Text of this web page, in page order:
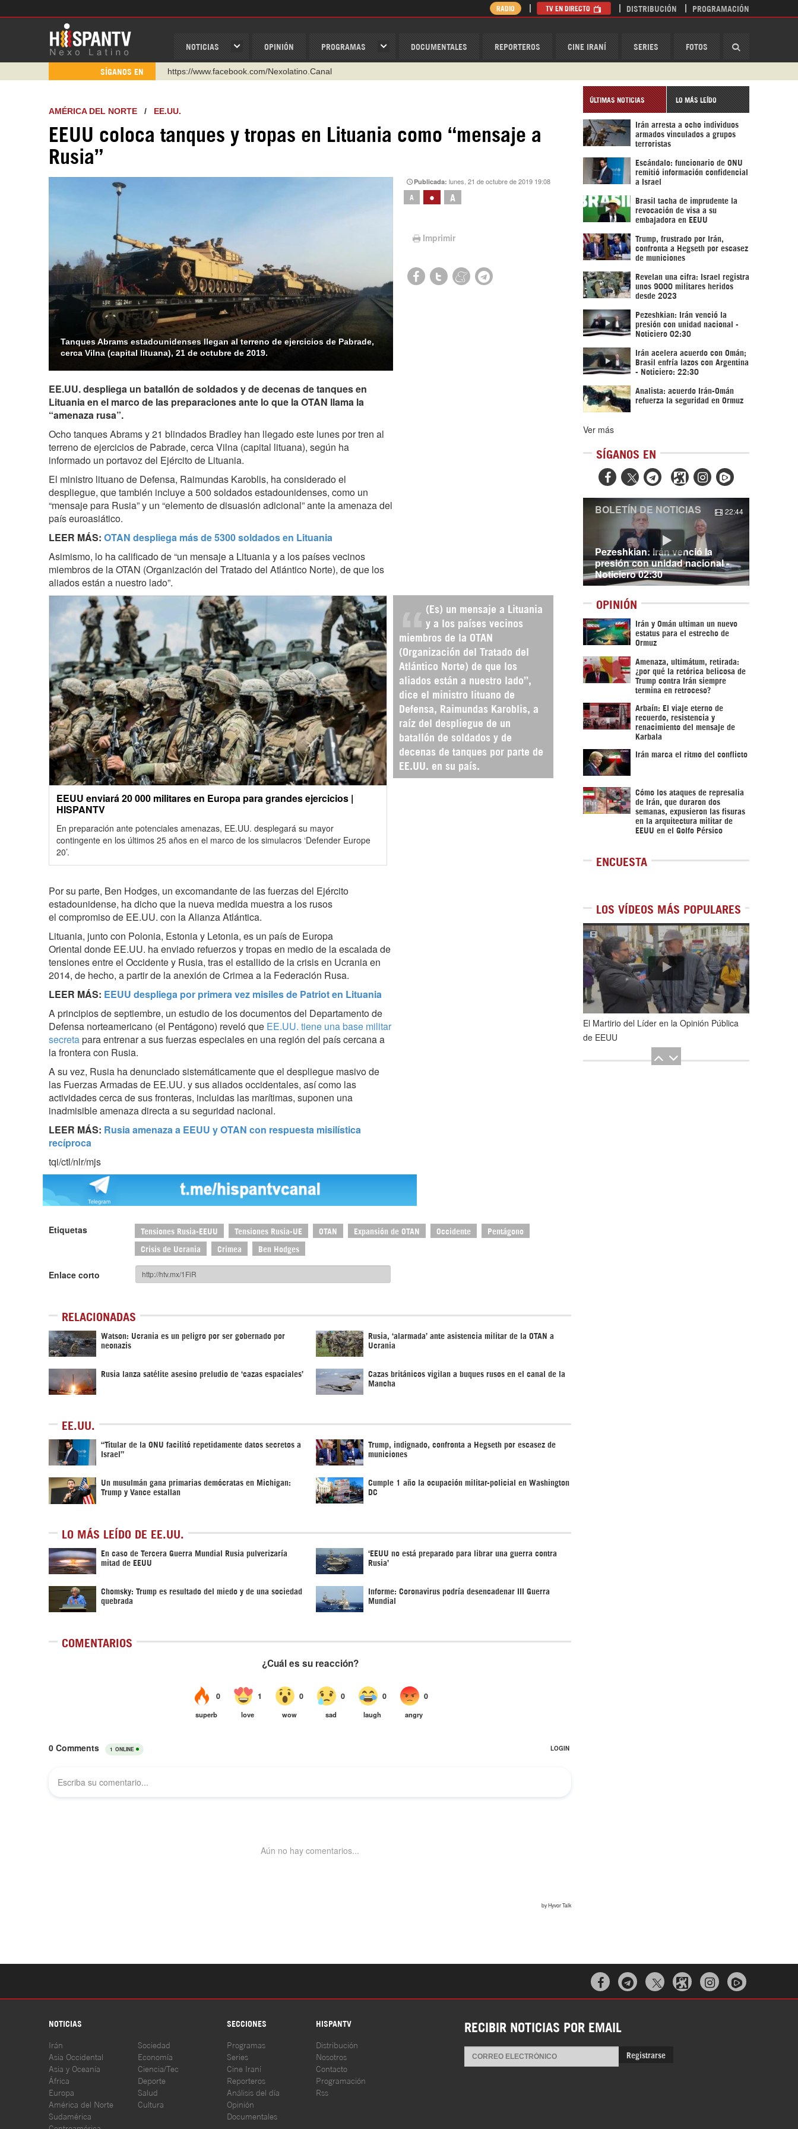
NOTICIAS OPINIÓN PROGRAMAS DOCUMENTALES REPORTEROS CINE IRANÍ SERIES FOTOS
RADIO TV EN DIRECTO DISTRIBUCIÓN PROGRAMACIÓN
SÍGANOS EN
https://www.youtube.com/@nexo_latino
https://t.me/hispantvcanal
WhatsApp y Viber: +98 921 79 29 404
https://www.facebook.com/Nexolatino.Canal
AMÉRICA DEL NORTE / EE.UU.
EEUU coloca tanques y tropas en Lituania como “mensaje a
Rusia”
Tanques Abrams estadounidenses llegan al terreno de ejercicios de Pabrade,
cerca Vilna (capital lituana), 21 de octubre de 2019.
Publicada:lunes, 21 de octubre de 2019 19:08
A • A
Imprimir
EE.UU. despliega un batallón de soldados y de decenas de tanques en
Lituania en el marco de las preparaciones ante lo que la OTAN llama la
“amenaza rusa”.
Ocho tanques Abrams y 21 blindados Bradley han llegado este lunes por tren al
terreno de ejercicios de Pabrade, cerca Vilna (capital lituana), según ha
informado un portavoz del Ejército de Lituania.
El ministro lituano de Defensa, Raimundas Karoblis, ha considerado el
despliegue, que también incluye a 500 soldados estadounidenses, como un
“mensaje para Rusia” y un “elemento de disuasión adicional” ante la amenaza del
país euroasiático.
LEER MÁS: OTAN despliega más de 5300 soldados en Lituania
Asimismo, lo ha calificado de “un mensaje a Lituania y a los países vecinos
miembros de la OTAN (Organización del Tratado del Atlántico Norte), de que los
aliados están a nuestro lado”.
(Es) un mensaje a Lituania
y a los países vecinos
miembros de la OTAN
(Organización del Tratado del
Atlántico Norte) de que los
aliados están a nuestro lado”,
dice el ministro lituano de
Defensa, Raimundas Karoblis, a
raíz del despliegue de un
batallón de soldados y de
decenas de tanques por parte de
EE.UU. en su país.
EEUU enviará 20 000 militares en Europa para grandes ejercicios |
HISPANTV
En preparación ante potenciales amenazas, EE.UU. desplegará su mayor
contingente en los últimos 25 años en el marco de los simulacros ‘Defender Europe
20’.
Por su parte, Ben Hodges, un excomandante de las fuerzas del Ejército
estadounidense, ha dicho que la nueva medida muestra a los rusos
el compromiso de EE.UU. con la Alianza Atlántica.
Lituania, junto con Polonia, Estonia y Letonia, es un país de Europa
Oriental donde EE.UU. ha enviado refuerzos y tropas en medio de la escalada de
tensiones entre el Occidente y Rusia, tras el estallido de la crisis en Ucrania en
2014, de hecho, a partir de la anexión de Crimea a la Federación Rusa.
LEER MÁS: EEUU despliega por primera vez misiles de Patriot en Lituania
A principios de septiembre, un estudio de los documentos del Departamento de
Defensa norteamericano (el Pentágono) reveló que EE.UU. tiene una base militar
secretapara entrenar a sus fuerzas especiales en una región del país cercana a
la frontera con Rusia.
A su vez, Rusia ha denunciado sistemáticamente que el despliegue masivo de
las Fuerzas Armadas de EE.UU. y sus aliados occidentales, así como las
actividades cerca de sus fronteras, incluidas las marítimas, suponen una
inadmisible amenaza directa a su seguridad nacional.
LEER MÁS: Rusia amenaza a EEUU y OTAN con respuesta misilística
recíproca
tqi/ctl/nlr/mjs
Etiquetas Tensiones Rusia-EEUU Tensiones Rusia-UE OTAN Expansión de OTAN Occidente Pentágono
Crisis de Ucrania Crimea Ben Hodges
Enlace corto
RELACIONADAS
Watson: Ucrania es un peligro por ser gobernado por
neonazis
Rusia, ‘alarmada’ ante asistencia militar de la OTAN a
Ucrania
Rusia lanza satélite asesino preludio de ‘cazas espaciales’ Cazas británicos vigilan a buques rusos en el canal de la
Mancha
EE.UU.
“Titular de la ONU facilitó repetidamente datos secretos a
Israel”
Trump, indignado, confronta a Hegseth por escasez de
municiones
Un musulmán gana primarias demócratas en Michigan:
Trump y Vance estallan
Cumple 1 año la ocupación militar-policial en Washington
DC
LO MÁS LEÍDO DE EE.UU.
En caso de Tercera Guerra Mundial Rusia pulverizaría
mitad de EEUU
‘EEUU no está preparado para librar una guerra contra
Rusia’
Chomsky: Trump es resultado del miedo y de una sociedad
quebrada
Informe: Coronavirus podría desencadenar III Guerra
Mundial
COMENTARIOS
ÚLTIMAS NOTICIAS LO MÁS LEÍDO
Irán arresta a ocho individuos
armados vinculados a grupos
terroristas
Escándalo: funcionario de ONU
remitió información confidencial
a Israel
Brasil tacha de imprudente la
revocación de visa a su
embajadora en EEUU
Trump, frustrado por Irán,
confronta a Hegseth por escasez
de municiones
Revelan una cifra: Israel registra
unos 9000 militares heridos
desde 2023
Pezeshkian: Irán venció la
presión con unidad nacional -
Noticiero 02:30
Irán acelera acuerdo con Omán;
Brasil enfría lazos con Argentina
- Noticiero: 22:30
Analista: acuerdo Irán-Omán
refuerza la seguridad en Ormuz
Ver más
SÍGANOS EN
  
Pezeshkian: Irán venció la
presión con unidad nacional -
Noticiero 02:30
BOLETÍN DE NOTICIAS 22:44
OPINIÓN
Irán y Omán ultiman un nuevo
estatus para el estrecho de
Ormuz
Amenaza, ultimátum, retirada:
¿por qué la retórica belicosa de
Trump contra Irán siempre
termina en retroceso?
Arbaín: El viaje eterno de
recuerdo, resistencia y
renacimiento del mensaje de
Karbala
Irán marca el ritmo del conflicto
Cómo los ataques de represalia
de Irán, que duraron dos
semanas, expusieron las fisuras
en la arquitectura militar de
EEUU en el Golfo Pérsico
ENCUESTA
LOS VÍDEOS MÁS POPULARES
1de5
El Martirio del Líder en la Opinión Pública
de EEUU
  
NOTICIAS SECCIONES HISPANTV
Irán
Asia Occidental
Asia y Oceanía
África
Europa
América del Norte
Sudamérica
Centroamérica
Sociedad
Economía
Ciencia/Tec
Deporte
Salud
Cultura
Programas
Series
Cine Iraní
Reporteros
Análisis del día
Opinión
Documentales
Distribución
Nosotros
Contacto
Programación
Rss
RECIBIR NOTICIAS POR EMAIL
Registrarse